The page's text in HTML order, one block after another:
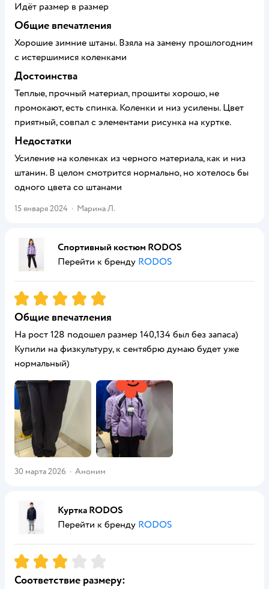
Идёт размер в размер
Общие впечатления
Хорошие зимние штаны. Взяла на замену прошлогодним
с истершимися коленками
Достоинства
Теплые, прочный материал, прошиты хорошо, не
промокают, есть спинка. Коленки и низ усилены. Цвет
приятный, совпал с элементами рисунка на куртке.
Недостатки
Усиление на коленках из черного материала, как и низ
штанин. В целом смотрится нормально, но хотелось бы
одного цвета со штанами
15 января 2024 · Марина Л.
Спортивный костюм RODOS
Перейти к бренду RODOS
Рейтинг:5
Общие впечатления
На рост 128 подошел размер 140,134 был без запаса)
Купили на физкультуру, к сентябрю думаю будет уже
нормальный)
30 марта 2026 · Аноним
Куртка RODOS
Перейти к бренду RODOS
Рейтинг:3
Соответствие размеру: